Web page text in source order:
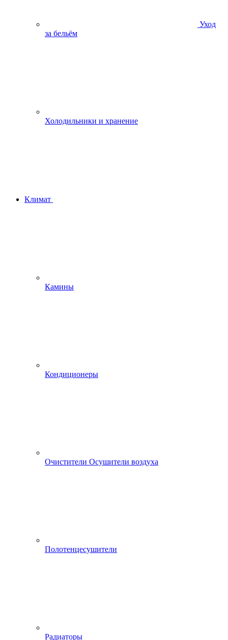
Уход
за бельём
Холодильники и хранение
Климат
Камины
Кондиционеры
Очистители Осушители воздуха
Полотенцесушители
Радиаторы